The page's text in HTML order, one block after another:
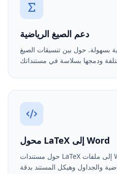
دعم الصيغ الرياضية
بسهولة. حول بين تنسيقات الصيغ
محول LaTeX إلى Word
حول مستندات LaTeX إلى ملفات Word منسقة بشكل مثالي.